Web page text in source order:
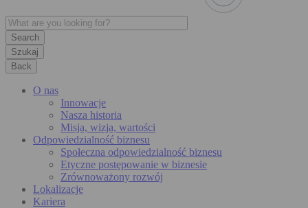
Szukaj
Back
O nas
Innowacje
Nasza historia
Misja, wizja, wartości
Odpowiedzialność biznesu
Społeczna odpowiedzialność biznesu
Etyczne postępowanie w biznesie
Zrównoważony rozwój
Lokalizacje
Kariera